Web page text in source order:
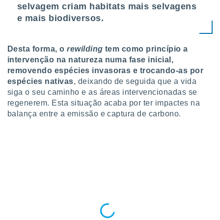
qual se
tal,
qualquer
em “
na
selvagem criam habitats mais selvagens
e mais biodiversos.
Desta forma, orewilding tem como princípio a
intervenção na natureza numa fase inicial,
removendo espécies invasoras e trocando-as por
espécies nativas, deixando de seguida que a vida
siga o seu caminho e as áreas intervencionadas se
regenerem. Esta situação acaba por ter impactes na
balança entre a emissão e captura de carbono.